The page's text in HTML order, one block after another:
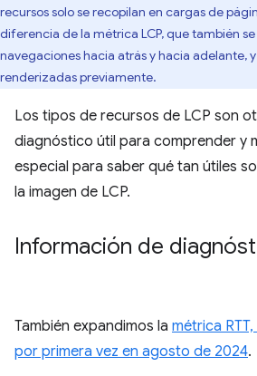
recursos solo se recopilan en cargas de
diferencia de la métrica LCP, que también
navegaciones hacia atrás y hacia adelante,
renderizadas previamente.
Los tipos de recursos de LCP son
diagnóstico útil para comprender y
especial para saber qué tan útiles
la imagen de LCP.
Información de
También expandimos la métrica
por primera vez en agosto de 2024.